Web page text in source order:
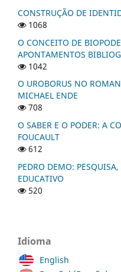
CONSTRUÇÃO DE
1068
O CONCEITO DE
APONTAMENTOS
1042
O UROBORUS NO
MICHAEL ENDE
708
O SABER E O PODER: A
FOUCAULT
612
PEDRO DEMO:
EDUCATIVO
520
Idioma
English